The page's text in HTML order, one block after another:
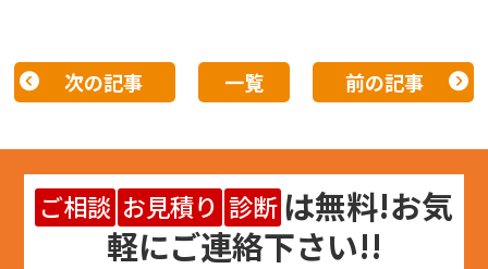
次の記事 一覧 前の記事
ご相談 お見積り 診断 は無料!お気
軽にご連絡下さい!!